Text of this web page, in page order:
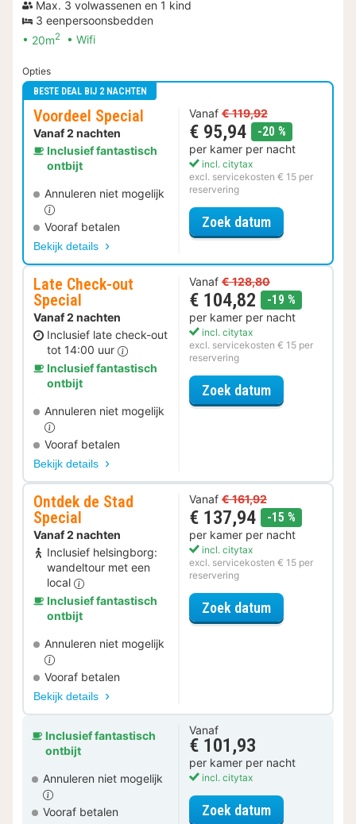
Max. 3 volwassenen en 1 kind
3 eenpersoonsbedden
20m2 Wifi
Opties
BESTE DEAL BIJ 2 NACHTEN
Voordeel Special
Vanaf 2 nachten
Inclusief fantastisch
ontbijt
Annuleren niet mogelijk
Vooraf betalen
Bekijk details
Vanaf € 119,92
€ 95,94 -20 %
per kamer per nacht
incl. citytax
excl. servicekosten € 15 per
reservering
Zoek datumvoor Voordeel
Late Check-out
Special
Vanaf 2 nachten
Inclusief late check-out
tot 14:00 uur
Inclusief fantastisch
ontbijt
Annuleren niet mogelijk
Vooraf betalen
Bekijk details
Vanaf € 128,80
€ 104,82 -19 %
per kamer per nacht
incl. citytax
excl. servicekosten € 15 per
reservering
Zoek datumvoor Late
Ontdek de Stad
Special
Vanaf 2 nachten
Inclusief helsingborg:
wandeltour met een
local
Inclusief fantastisch
ontbijt
Annuleren niet mogelijk
Vooraf betalen
Bekijk details
Vanaf € 161,92
€ 137,94 -15 %
per kamer per nacht
incl. citytax
excl. servicekosten € 15 per
reservering
Zoek datumvoor Ontdek
Inclusief fantastisch
ontbijt
Annuleren niet mogelijk
Vooraf betalen
Vanaf
€ 101,93
per kamer per nacht
incl. citytax
Zoek datumvoor